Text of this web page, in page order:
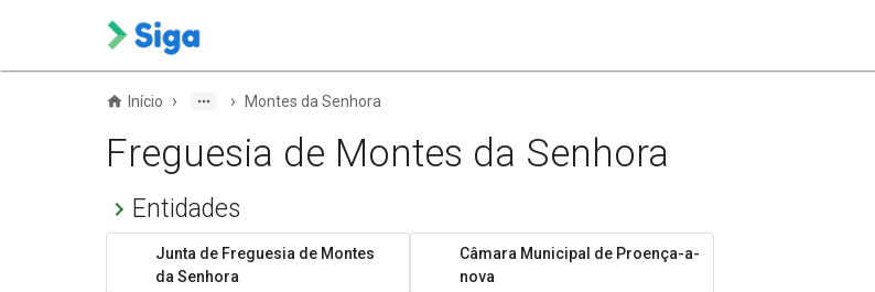
Início › › Montes da Senhora
Freguesia de Montes da Senhora
Entidades
Junta de Freguesia de Montes
da Senhora
Câmara Municipal de Proença-a-
nova